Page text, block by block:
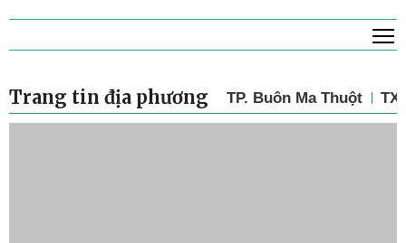
Trang tin địa phương TP. Buôn Ma Thuột